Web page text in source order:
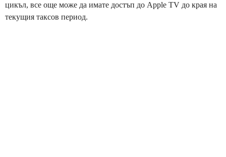
цикъл, все още може да имате достъп до Apple TV до края на
текущия таксов период.